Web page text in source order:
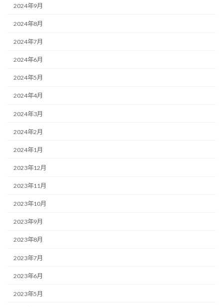
2024年9月
2024年8月
2024年7月
2024年6月
2024年5月
2024年4月
2024年3月
2024年2月
2024年1月
2023年12月
2023年11月
2023年10月
2023年9月
2023年8月
2023年7月
2023年6月
2023年5月